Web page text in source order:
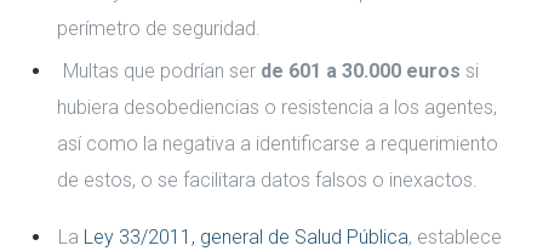
perímetro de seguridad.
Multas que podrían ser de 601 a 30.000 euros si
hubiera desobediencias o resistencia a los agentes,
así como la negativa a identificarse a requerimiento
de estos, o se facilitara datos falsos o inexactos.
La Ley 33/2011, general de Salud Pública, establece